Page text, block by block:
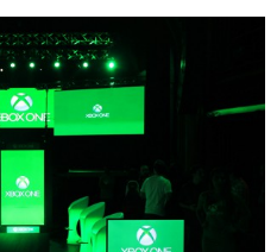
Opinión sobre The Last of Us y Left Behind
Análisis